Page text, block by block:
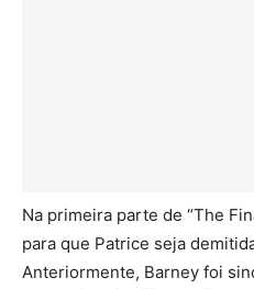
Na primeira parte de “The
para que Patrice seja
Anteriormente, Barney foi